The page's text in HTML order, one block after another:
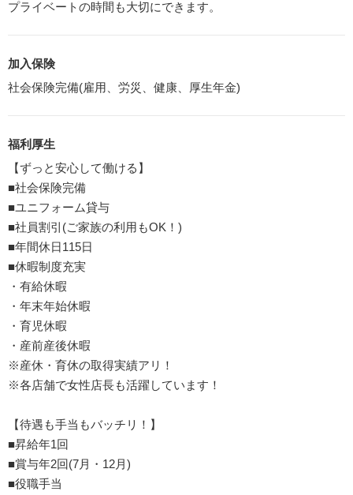
プライベートの時間も大切にできます。
加入保険
社会保険完備(雇用、労災、健康、厚生年金)
福利厚生
【ずっと安心して働ける】
■社会保険完備
■ユニフォーム貸与
■社員割引(ご家族の利用もOK！)
■年間休日115日
■休暇制度充実
・有給休暇
・年末年始休暇
・育児休暇
・産前産後休暇
※産休・育休の取得実績アリ！
※各店舗で女性店長も活躍しています！
【待遇も手当もバッチリ！】
■昇給年1回
■賞与年2回(7月・12月)
■役職手当